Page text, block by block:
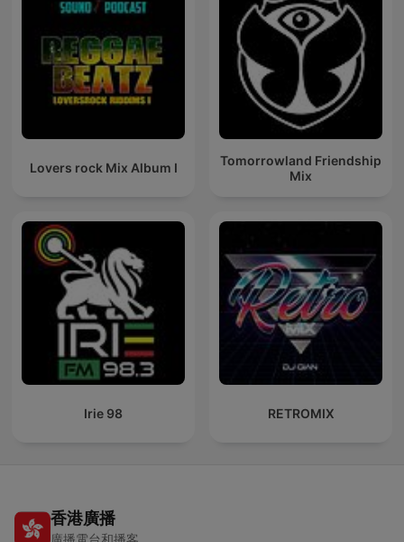
Lovers rock Mix Album I
Tomorrowland Friendship
Mix
Irie 98 RETROMIX
香港廣播